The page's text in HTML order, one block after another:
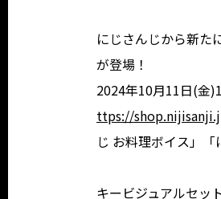
にじさんじから新た
が登場！
2024年10月11日(金
ttps://
じ お料理ボイス」「
キービジュアルセッ